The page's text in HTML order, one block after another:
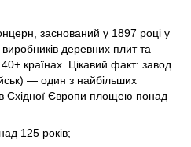
заснований у 1897 році у
деревних плит та
40+ країнах. Цікавий факт: завод
— один з найбільших
Східної Європи площею понад
125 років;